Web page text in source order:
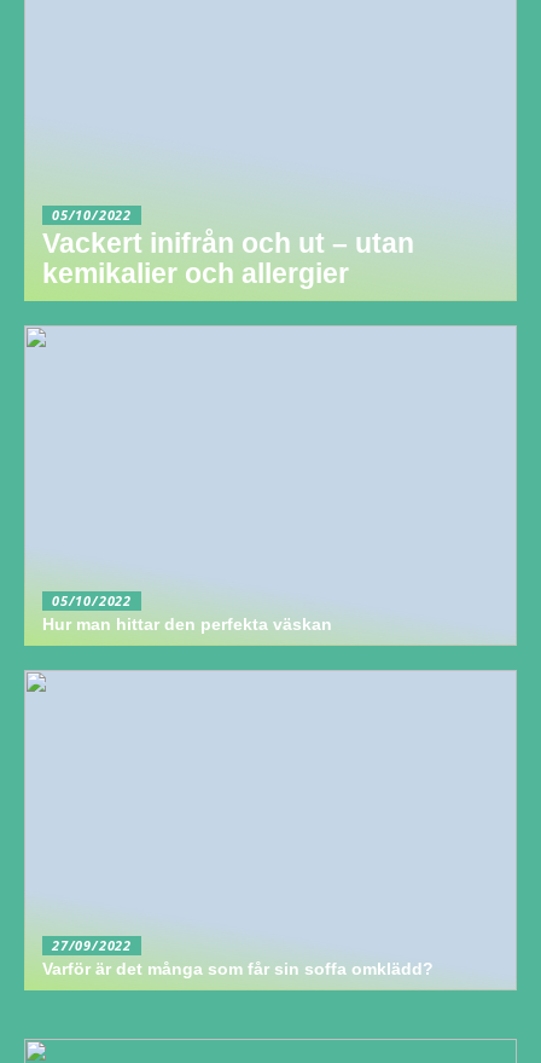
05/10/2022
Vackert inifrån och ut – utan
kemikalier och allergier
05/10/2022
Hur man hittar den perfekta väskan
27/09/2022
Varför är det många som får sin soffa omklädd?